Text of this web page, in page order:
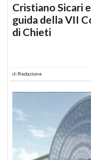
Cristiano Sicari
guida della VII
di Chieti
di Redazione